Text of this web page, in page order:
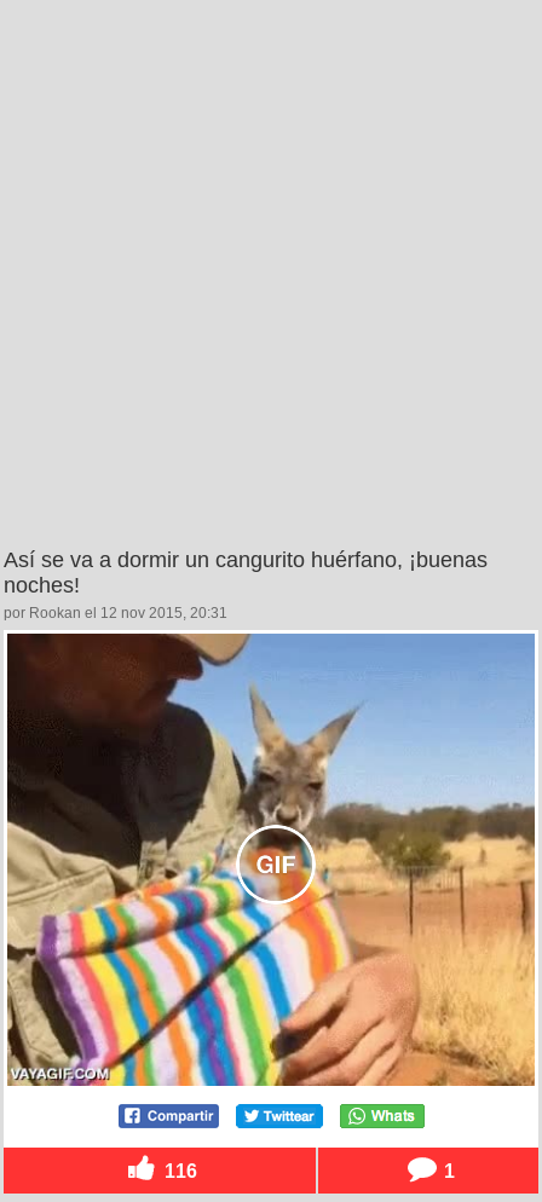
Así se va a dormir un cangurito huérfano, ¡buenas
noches!
por Rookan el 12 nov 2015, 20:31
116 1